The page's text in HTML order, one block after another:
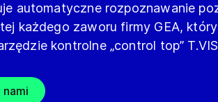
automatyczne rozpoznawanie
każdego zaworu firmy GEA,
kontrolne „control top”